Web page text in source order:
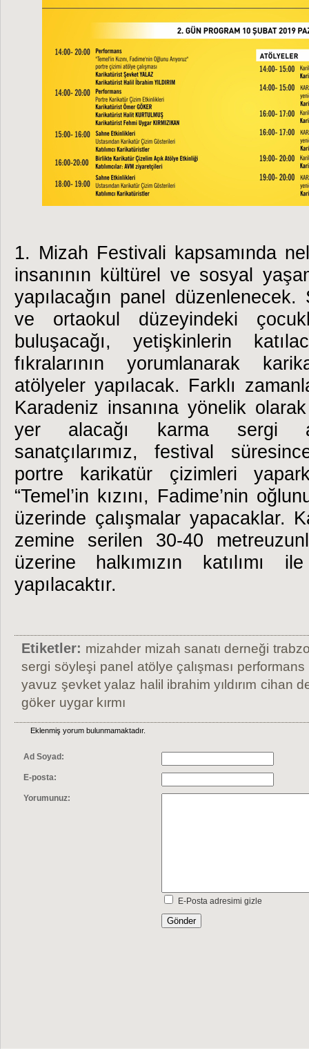
1. Mizah Festivali kapsamında
insanının kültürel ve sosyal
yapılacağın panel düzenlenecek.
ve ortaokul düzeyindeki
buluşacağı, yetişkinlerin
fıkralarının yorumlanarak
atölyeler yapılacak. Farklı
Karadeniz insanına yönelik
yer alacağı karma sergi
sanatçılarımız, festival
portre karikatür çizimleri
“Temel’in kızını, Fadime’nin
üzerinde çalışmalar yapacaklar.
zemine serilen 30-40
üzerine halkımızın katılımı
yapılacaktır.
Etiketler: mizahder mizah sanatı derneği
sergi söyleşi panel atölye çalışması performans
yavuz şevket yalaz halil ibrahim yıldırım cihan
göker uygar kırmı
Eklenmiş yorum bulunmamaktadır.
Ad Soyad:
E-posta:
Yorumunuz:
E-Posta adresimi gizle